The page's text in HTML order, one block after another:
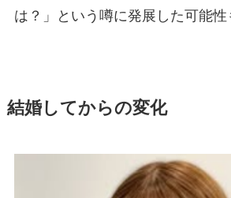
は？」という噂に発展した可能性
結婚してからの変化